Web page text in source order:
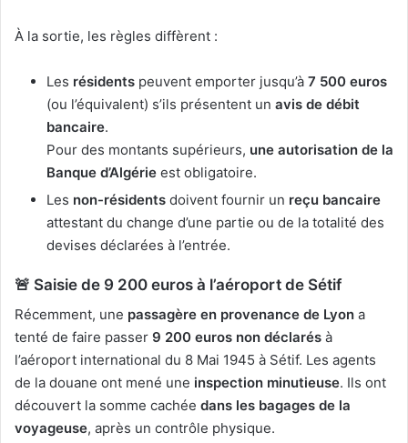
À la sortie, les règles diffèrent :
Les résidents peuvent emporter jusqu’à 7 500 euros
(ou l’équivalent) s’ils présentent un avis de débit
bancaire.
Pour des montants supérieurs, une autorisation de la
Banque d’Algérie est obligatoire.
Les non-résidents doivent fournir un reçu bancaire
attestant du change d’une partie ou de la totalité des
devises déclarées à l’entrée.
🚨 Saisie de 9 200 euros à l’aéroport de Sétif
Récemment, une passagère en provenance de Lyon a
tenté de faire passer 9 200 euros non déclarés à
l’aéroport international du 8 Mai 1945 à Sétif. Les agents
de la douane ont mené une inspection minutieuse. Ils ont
découvert la somme cachée dans les bagages de la
voyageuse, après un contrôle physique.